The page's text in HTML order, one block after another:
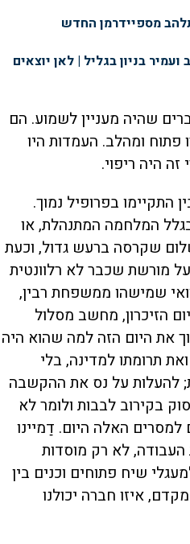
מספיידרמן החדש
בניון בגליל | לאן יוצאים
שהיה מעניין לשמוע. הם
פתוח ומהלב. העמדות היו
זה היה ריפוי.
התקיימו בפרופיל נמוך.
המלחמה המתנהלת, או
שקרסה ברעש גדול, וכעת
מורשת שכבר לא רלוונטית
שמישהו ממשפחת רבין,
הזיכרון, מחשב מסלול
את היום הזה למה שהוא היה
תרומתו למדינה, בלי
להעלות על נס את ההקשבה
בקירוב לבבות ולומר לא
למסרים האלה היום. דַמיינו
לא רק מוסדות
שיח פתוחים וכנים בין
איזו חברה יכולנו